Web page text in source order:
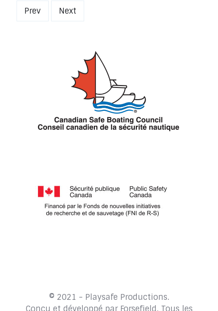
Prev Next
© 2021 - Playsafe Productions.
Conçu et développé par Forsefield. Tous les